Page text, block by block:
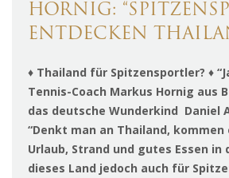
HORNIG:
ENTDECKEN
♦ Thailand für Spitzensportler? ♦
Tennis-Coach Markus Hornig aus
das deutsche Wunderkind Daniel
“Denkt man an Thailand,
Urlaub, Strand und gutes Essen in
dieses Land jedoch auch für